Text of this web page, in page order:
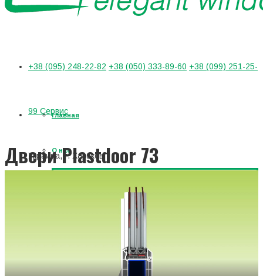
+38 (095) 248-22-82 +38 (050) 333-89-60 +38 (099) 251-25-
99 Сервис
Украина, г. Харьков
Главная
О нас
Производство
Наша команда
Деревянные окна
Двери Plastdoor 73
Двери Plastdoor 73